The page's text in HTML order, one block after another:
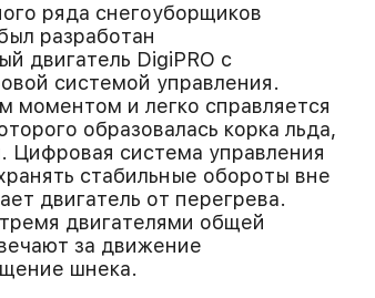
ряда снегоуборщиков
разработан
двигатель DigiPRO с
системой управления.
моментом и легко справляется
образовалась корка льда,
система управления
стабильные обороты вне
двигатель от перегрева.
двигателями общей
за движение
шнека.